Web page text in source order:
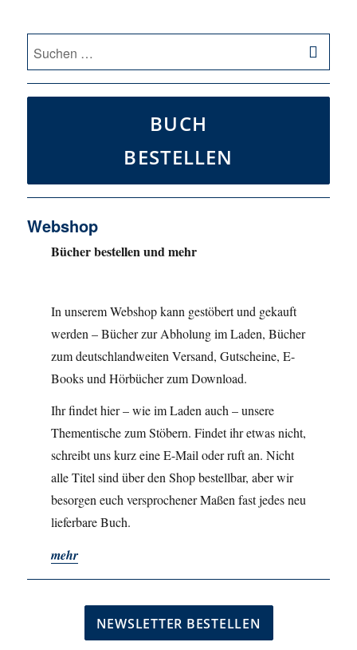
Suche
nach:
BUCH
BESTELLEN
Webshop
Bücher bestellen und mehr
In unserem Webshop kann gestöbert und gekauft
werden – Bücher zur Abholung im Laden, Bücher
zum deutschlandweiten Versand, Gutscheine, E-
Books und Hörbücher zum Download.
Ihr findet hier – wie im Laden auch – unsere
Thementische zum Stöbern. Findet ihr etwas nicht,
schreibt uns kurz eine E-Mail oder ruft an. Nicht
alle Titel sind über den Shop bestellbar, aber wir
besorgen euch versprochener Maßen fast jedes neu
lieferbare Buch.
mehr